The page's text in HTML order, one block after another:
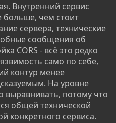
Внутренний сервис
больше, чем стоит
сервера, технические
сообщения об
CORS - всё это редко
само по себе,
контур менее
На уровне
потому что
общей технической
конкретного сервиса.